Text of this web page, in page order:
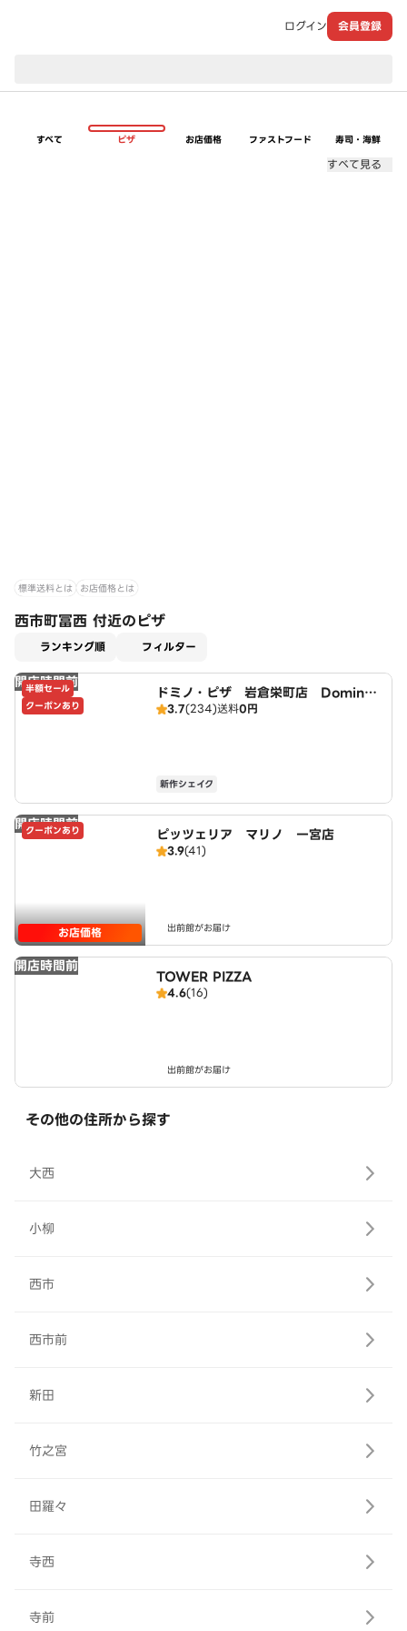
ログイン 会員登録
すべて ピザ お店価格 ファストフード 寿司・海鮮
すべて見る
標準送料とは お店価格とは
西市町冨西 付近のピザ
ランキング順 フィルター
開店時間前
半額セール
クーポンあり
ドミノ・ピザ 岩倉栄町店 Domin
o's3.7(234)送料0円
新作シェイク
開店時間前
クーポンあり
お店価格
ピッツェリア マリノ 一宮店
3.9(41)
出前館がお届け
開店時間前
TOWER PIZZA
4.6(16)
出前館がお届け
その他の住所から探す
大西
小柳
西市
西市前
新田
竹之宮
田羅々
寺西
寺前